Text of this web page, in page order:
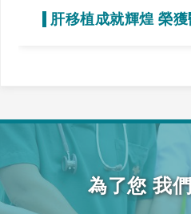
當運動，達到調整免疫力
肝移植成就輝煌 榮
為了您 我